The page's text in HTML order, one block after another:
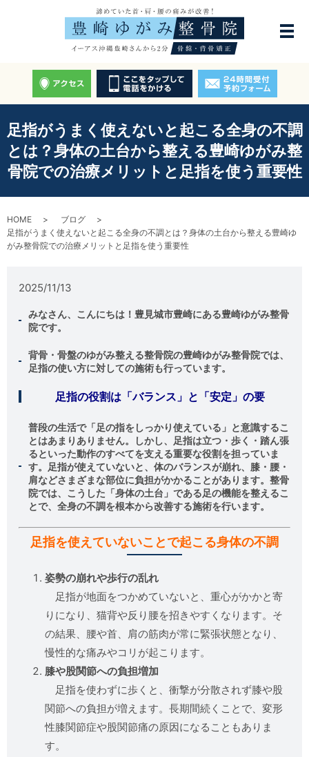
足指がうまく使えないと起こる全身の不調
とは？身体の土台から整える豊崎ゆがみ整
骨院での治療メリットと足指を使う重要性
HOME
ブログ
足指がうまく使えないと起こる全身の不調とは？身体の土台から整える豊崎ゆ
がみ整骨院での治療メリットと足指を使う重要性
2025/11/13
みなさん、こんにちは！豊見城市豊崎にある豊崎ゆがみ整骨
院です。
背骨・骨盤のゆがみ整える整骨院の豊崎ゆがみ整骨院では、
足指の使い方に対しての施術も行っています。
足指の役割は「バランス」と「安定」の要
普段の生活で「足の指をしっかり使えている」と意識するこ
とはあまりありません。しかし、足指は立つ・歩く・踏ん張
るといった動作のすべてを支える重要な役割を担っていま
す。足指が使えていないと、体のバランスが崩れ、膝・腰・
肩などさまざまな部位に負担がかかることがあります。整骨
院では、こうした「身体の土台」である足の機能を整えるこ
とで、全身の不調を根本から改善する施術を行います。
足指を使えていないことで起こる身体の不調
姿勢の崩れや歩行の乱れ
足指が地面をつかめていないと、重心がかかと寄
りになり、猫背や反り腰を招きやすくなります。そ
の結果、腰や首、肩の筋肉が常に緊張状態となり、
慢性的な痛みやコリが起こります。
膝や股関節への負担増加
足指を使わずに歩くと、衝撃が分散されず膝や股
関節への負担が増えます。長期間続くことで、変形
性膝関節症や股関節痛の原因になることもありま
す。